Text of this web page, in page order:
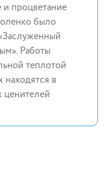
и процветание
было
Работы
теплотой
находятся в
ценителей